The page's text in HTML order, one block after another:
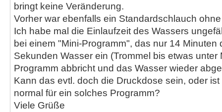
bringt keine Veränderung.
Vorher war ebenfalls ein Standardschlauch
Ich habe mal die Einlaufzeit des Wassers
bei einem "Mini-Programm", das nur 14 Minuten
Sekunden Wasser ein (Trommel bis etwas unter
Programm abbricht und das Wasser wieder
Kann das evtl. doch die Druckdose sein, oder
normal für ein solches Programm?
Viele Grüße